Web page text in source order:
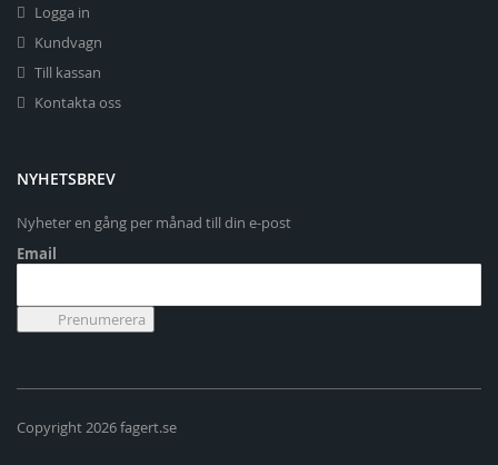
Logga in
Kundvagn
Till kassan
Kontakta oss
NYHETSBREV
Nyheter en gång per månad till din e-post
Email
Copyright 2026 fagert.se